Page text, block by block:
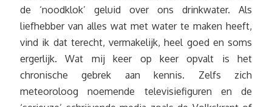
de ‘noodklok’ geluid over ons drinkwater. Als
liefhebber van alles wat met water te maken heeft,
vind ik dat terecht, vermakelijk, heel goed en soms
ergerlijk. Wat mij keer op keer opvalt is het
chronische gebrek aan kennis. Zelfs zich
meteoroloog noemende televisiefiguren en de